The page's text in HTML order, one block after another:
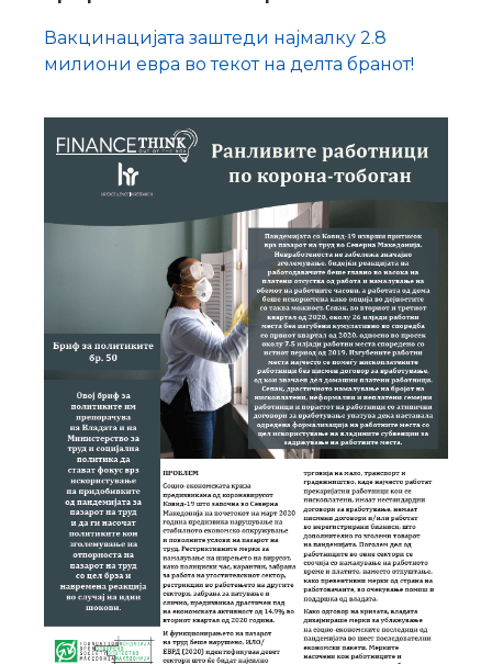
Вакцинацијата заштеди најмалку 2.8
милиони евра во текот на делта бранот!